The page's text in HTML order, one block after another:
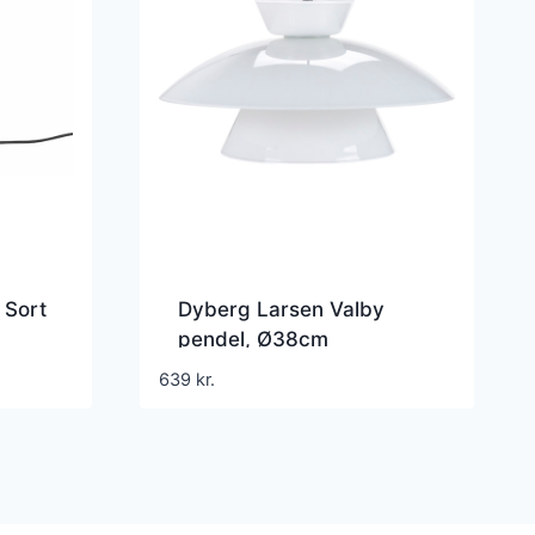
Sort
Dyberg Larsen Valby
pendel, Ø38cm
639 kr.